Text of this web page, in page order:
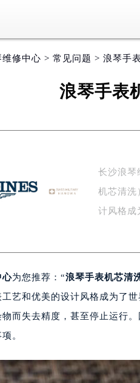
修中心 > 常见问题 > 浪琴手
浪琴手表
长沙浪琴
机芯清洗
计风格
心为您推荐：“浪琴手表机芯清
艺和优美的设计风格成为了
物而失去精度，甚至停止运行
。